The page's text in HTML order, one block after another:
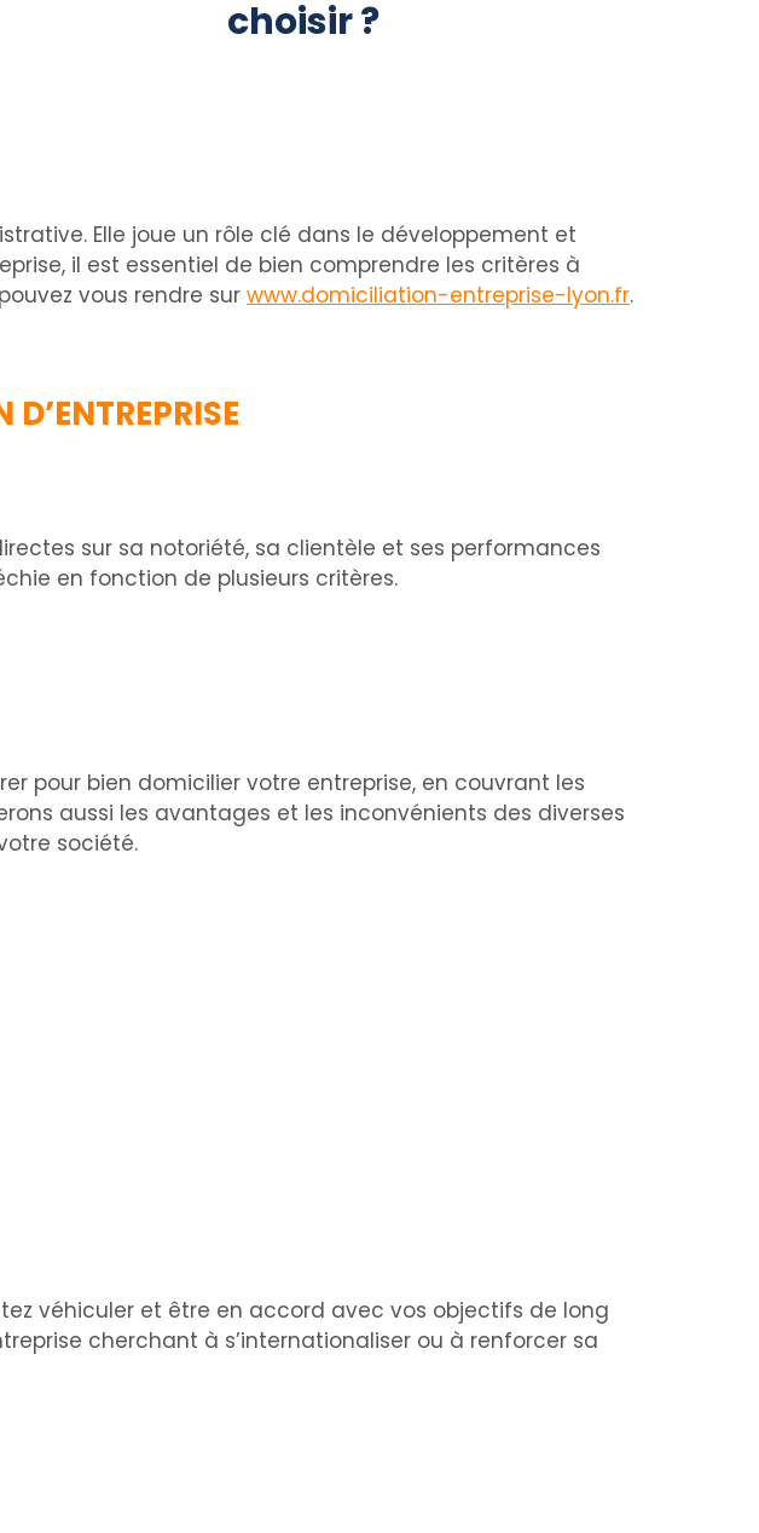
choisir ?
Elle joue un rôle clé dans le développement et
il est essentiel de bien comprendre les critères à
vous rendre sur www.domiciliation-entreprise-lyon.fr.
sur sa notoriété, sa clientèle et ses performances
en fonction de plusieurs critères.
pour bien domicilier votre entreprise, en couvrant les
aussi les avantages et les inconvénients des diverses
société.
véhiculer et être en accord avec vos objectifs de long
cherchant à s’internationaliser ou à renforcer sa